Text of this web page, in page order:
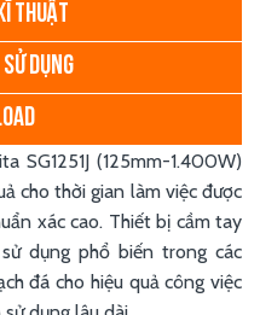
THUẬT
DỤNG
SG1251J (125mm-1.400W)
cho thời gian làm việc được
xác cao. Thiết bị cầm tay
dụng phổ biến trong các
đá cho hiệu quả công việc